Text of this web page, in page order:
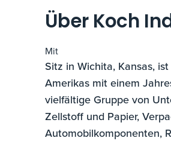
Über Koch
Mit
Sitz in Wichita, Kansas,
Amerikas mit einem
vielfältige Gruppe von
Zellstoff und Papier,
Automobilkomponenten,